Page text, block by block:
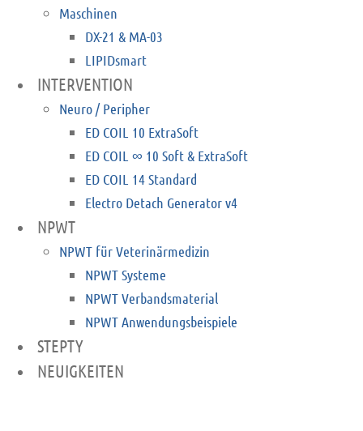
Maschinen
DX-21 & MA-03
LIPIDsmart
INTERVENTION
Neuro / Peripher
ED COIL 10 ExtraSoft
ED COIL ∞ 10 Soft & ExtraSoft
ED COIL 14 Standard
Electro Detach Generator v4
NPWT
NPWT für Veterinärmedizin
NPWT Systeme
NPWT Verbandsmaterial
NPWT Anwendungsbeispiele
STEPTY
NEUIGKEITEN